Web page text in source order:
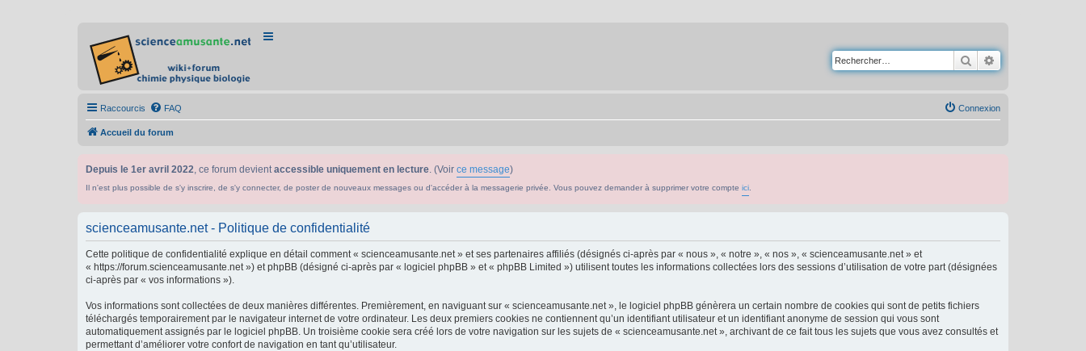
Rechercher
Raccourcis FAQ Connexion
Accueil du forum
Depuis le 1er avril 2022, ce forum devientaccessible uniquement en lecture. (Voir ce message)
Il n'est plus possible de s'y inscrire, de s'y connecter, de poster de nouveaux messages ou d'accéder à la messagerie privée. Vous pouvez demander à supprimer votre compte ici
scienceamusante.net - Politique de confidentialité
Cette politique de confidentialité explique en détail comment « scienceamusante.net » et ses partenaires affiliés (désignés ci-après par « nous », « notre », « nos », « scienceamusante.net » et
« https://forum.scienceamusante.net ») et phpBB (désigné ci-après par « logiciel phpBB » et « phpBB Limited ») utilisent toutes les informations collectées lors des sessions d’utilisation de votre part (désignées
ci-après par « vos informations »).
Vos informations sont collectées de deux manières différentes. Premièrement, en naviguant sur « scienceamusante.net », le logiciel phpBB génèrera un certain nombre de cookies qui sont de petits fichiers
téléchargés temporairement par le navigateur internet de votre ordinateur. Les deux premiers cookies ne contiennent qu’un identifiant utilisateur et un identifiant anonyme de session qui vous sont
automatiquement assignés par le logiciel phpBB. Un troisième cookie sera créé lors de votre navigation sur les sujets de « scienceamusante.net », archivant de ce fait tous les sujets que vous avez consultés et
permettant d’améliorer votre confort de navigation en tant qu’utilisateur.